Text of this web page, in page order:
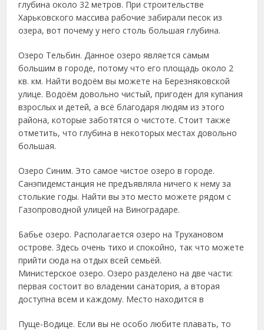
глубина около 32 метров. При строительстве
Харьковского массива рабочие забирали песок из
озера, вот почему у него столь большая глубина.
Озеро Тельбин. Данное озеро является самым
большим в городе, потому что его площадь около 2
кв. км. Найти водоём вы можете на Березняковской
улице. Водоём довольно чистый, пригоден для купания
взрослых и детей, а всё благодаря людям из этого
района, которые заботятся о чистоте. Стоит также
отметить, что глубина в некоторых местах довольно
большая.
Озеро Синим. Это самое чистое озеро в городе.
Санэпидемстанция не предъявляла ничего к нему за
столькие годы. Найти вы это место можете рядом с
Газопроводной улицей на Виноградаре.
Бабье озеро. Располагается озеро на Трухановом
острове. Здесь очень тихо и спокойно, так что можете
прийти сюда на отдых всей семьёй.
Министерское озеро. Озеро разделено на две части:
первая состоит во владении санатория, а вторая
доступна всем и каждому. Место находится в
Пуще-Водице. Если вы не особо любите плавать, то